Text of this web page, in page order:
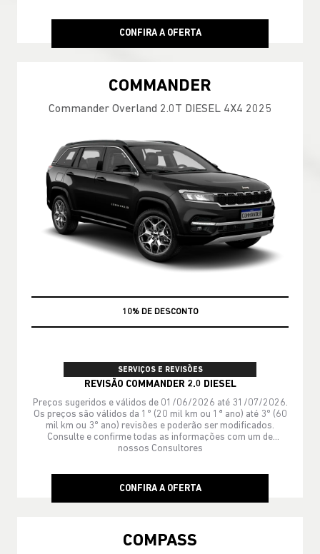
CONFIRA A OFERTA
COMMANDER
Commander Overland 2.0T DIESEL 4X4 2025
MÃO DE OBRA
SERVIÇOS E REVISÕES
REVISÃO COMMANDER 2.0 DIESEL
Preços sugeridos e válidos de 01/06/2026 até 31/07/2026.
Os preços são válidos da 1º (20 mil km ou 1ª ano) até 3º (60
mil km ou 3º ano) revisões e poderão ser modificados.
Consulte e confirme todas as informações com um de
nossos Consultores
CONFIRA A OFERTA
COMPASS